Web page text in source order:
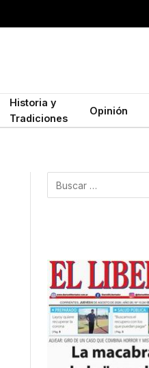
Historia y
Tradiciones
Opinión